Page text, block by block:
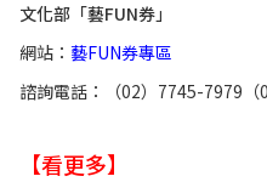
文化部「藝FUN券」
網站： 藝FUN券專區
諮詢電話：（02）7745-7979（
【看更多】